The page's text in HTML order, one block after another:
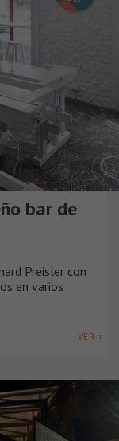
bar de
Preisler con
en varios
VER +